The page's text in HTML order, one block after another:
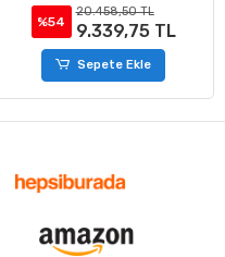
%54
12.678,75 TL
5.788,13 TL
Sepete Ekle